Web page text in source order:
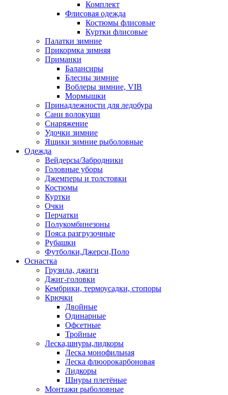
Комплект
Флисовая одежда
Костюмы флисовые
Куртки флисовые
Палатки зимние
Прикормка зимняя
Приманки
Балансиры
Блесны зимние
Воблеры зимние, VIB
Мормышки
Принадлежности для ледобура
Сани волокуши
Снаряжение
Удочки зимние
Ящики зимние рыболовные
Одежда
Вейдерсы/Забродники
Головные уборы
Джемперы и толстовки
Костюмы
Куртки
Очки
Перчатки
Полукомбинезоны
Пояса разгрузочные
Рубашки
Футболки,Джерси,Поло
Оснастка
Грузила, джиги
Джиг-головки
Кембрики, термоусадки, стопоры
Крючки
Двойные
Одинарные
Офсетные
Тройные
Леска,шнуры,лидкоры
Леска монофильная
Леска флюорокарбоновая
Лидкоры
Шнуры плетёные
Монтажи рыболовные